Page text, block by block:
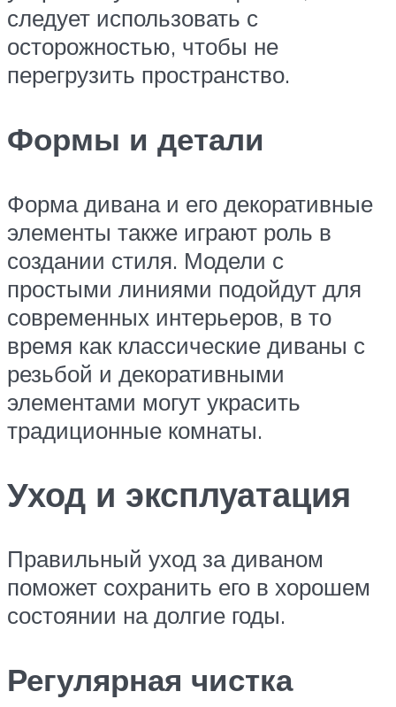
следует использовать с
осторожностью, чтобы не
перегрузить пространство.
Формы и детали
Форма дивана и его декоративные
элементы также играют роль в
создании стиля. Модели с
простыми линиями подойдут для
современных интерьеров, в то
время как классические диваны с
резьбой и декоративными
элементами могут украсить
традиционные комнаты.
Уход и эксплуатация
Правильный уход за диваном
поможет сохранить его в хорошем
состоянии на долгие годы.
Регулярная чистка